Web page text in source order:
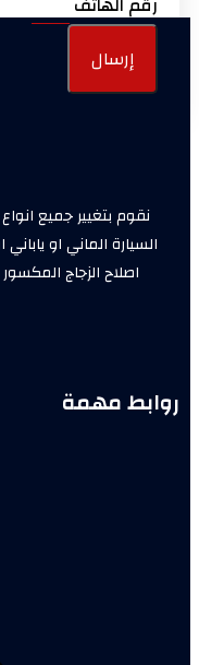
إرسال
نقوم بتغيير جميع
السيارة الماني او
اصلاح الزجاج
روابط مهمة